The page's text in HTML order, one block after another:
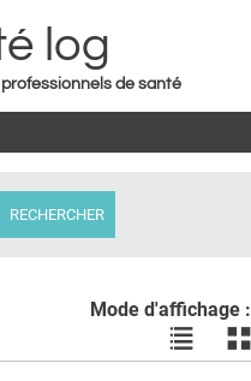
log
de santé
Mode d'affichage :
Voir
les
les